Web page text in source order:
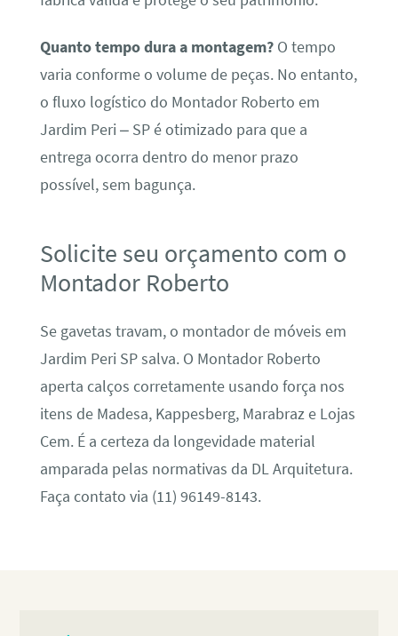
Quanto tempo dura a montagem?O tempo
varia conforme o volume de peças. No entanto,
o fluxo logístico do Montador Roberto em
Jardim Peri – SP é otimizado para que a
entrega ocorra dentro do menor prazo
possível, sem bagunça.
Solicite seu orçamento com o
Montador Roberto
Se gavetas travam, o montador de móveis em
Jardim Peri SP salva. O Montador Roberto
aperta calços corretamente usando força nos
itens de Madesa, Kappesberg, Marabraz e Lojas
Cem. É a certeza da longevidade material
amparada pelas normativas da DL Arquitetura.
Faça contato via (11) 96149-8143.